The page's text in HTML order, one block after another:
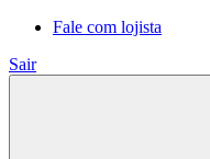
Fale com lojista
Sair